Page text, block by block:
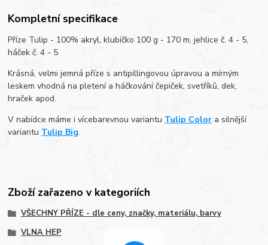
Kompletní specifikace
Příze Tulip - 100% akryl, klubíčko 100 g - 170 m, jehlice č. 4 - 5,
háček č. 4 - 5
Krásná, velmi jemná příze s antipillingovou úpravou a mírným
leskem vhodná na pletení a háčkování čepiček, svetříků, dek,
hraček apod.
V nabídce máme i vícebarevnou variantu Tulip Color a silnější
variantu Tulip Big.
Zboží zařazeno v kategoriích
VŠECHNY PŘÍZE - dle ceny, značky, materiálu, barvy
VLNA HEP